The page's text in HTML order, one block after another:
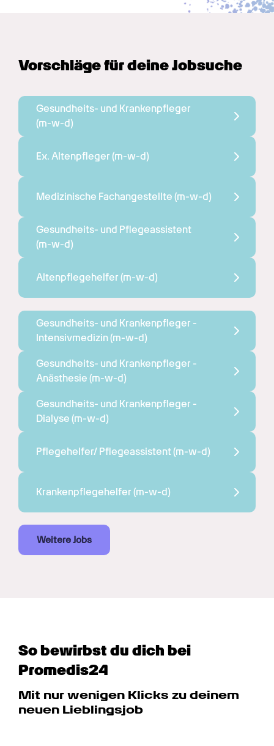
Vorschläge für deine Jobsuche
(m-w-d)
Ex. Altenpfleger (m-w-d)
Medizinische Fachangestellte (m-w-d)
(m-w-d)
Altenpflegehelfer (m-w-d)
Gesundheits- und Krankenpfleger -
Intensivmedizin (m-w-d)
Gesundheits- und Krankenpfleger -
Anästhesie (m-w-d)
Gesundheits- und Krankenpfleger -
Dialyse (m-w-d)
Pflegehelfer/ Pflegeassistent (m-w-d)
Krankenpflegehelfer (m-w-d)
Weitere Jobs
So bewirbst du dich bei
Promedis24
Mit nur wenigen Klicks zu deinem
neuen Lieblingsjob